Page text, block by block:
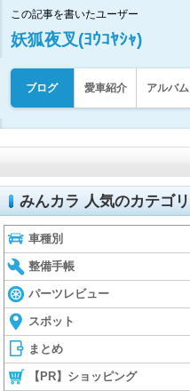
この記事を書いたユーザー
妖狐夜叉(ﾖｳｺﾔｼｬ)
ブログ 愛車紹介 アルバム
みんカラ 人気のカテゴリ
車種別
整備手帳
パーツレビュー
スポット
まとめ
【PR】ショッピング